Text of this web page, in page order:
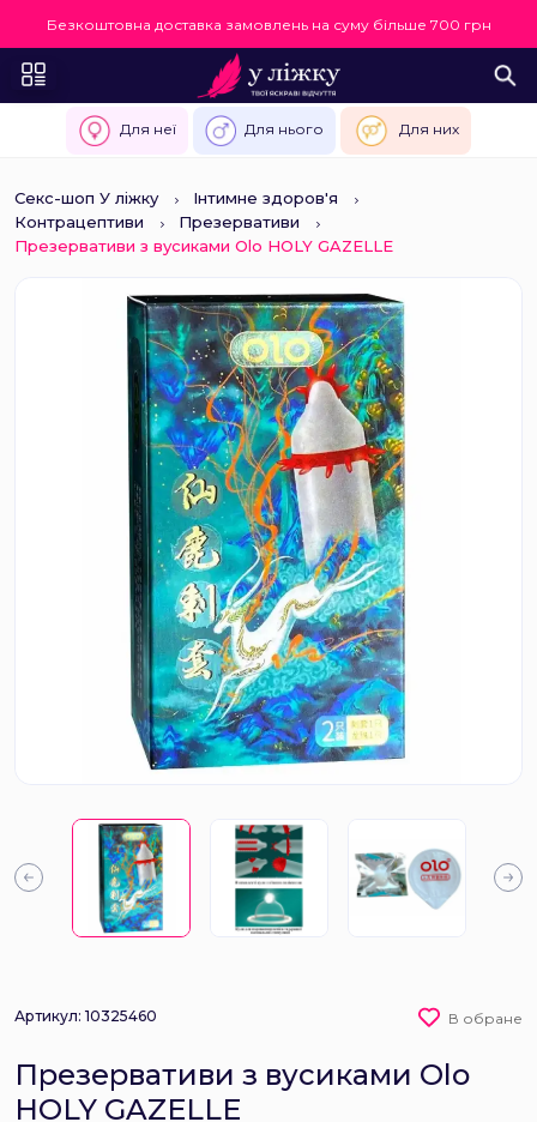
Безкоштовна доставка замовлень на суму більше 700 грн
Для неї Для нього Для них
Секс-шоп У ліжку
Інтимне здоров'я
Контрацептиви
Презервативи
Презервативи з вусиками Olo HOLY GAZELLE
Артикул: 10325460 В обране
Презервативи з вусиками Olo
HOLY GAZELLE